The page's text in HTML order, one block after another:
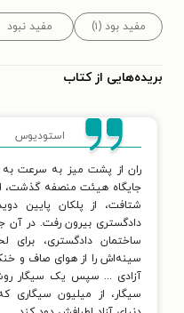
مفید بود (۱) مفید نبود
بریده‌هایی از کتاب
استودیوس
ران از پشت میز به سرعت به
جایگاه هیئت منصفه گذشت،
شتافت، از پلکان پایین
دادگستری بیرون رفت. در آن
ساختمان دادگستری، برای
سینه‌اش را از هوای صاف و
آزادی ... سپس یک سیگار
سیگار، از میلیون سیگاری